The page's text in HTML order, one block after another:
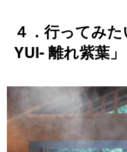
４．行ってみ
YUI- 離れ紫葉」